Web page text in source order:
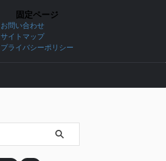
固定ページ
お問い合わせ
サイトマップ
プライバシーポリシー